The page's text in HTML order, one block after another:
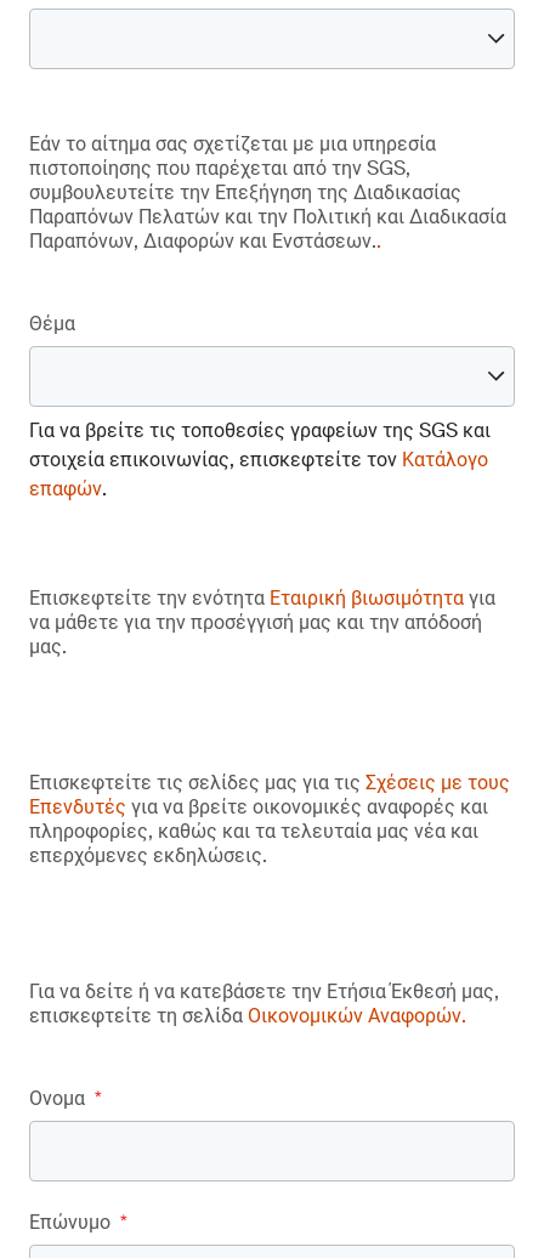
Εάν το αίτημα σας σχετίζεται με μια υπηρεσία
πιστοποίησης που παρέχεται από την SGS,
συμβουλευτείτε την Επεξήγηση της Διαδικασίας
Παραπόνων Πελατών και την Πολιτική και Διαδικασία
Παραπόνων, Διαφορών και Ενστάσεων..
Θέμα
Για να βρείτε τις τοποθεσίες γραφείων της SGS και
στοιχεία επικοινωνίας, επισκεφτείτε τον Κατάλογο
επαφών.
Επισκεφτείτε την ενότητα Εταιρική βιωσιμότηταγια
να μάθετε για την προσέγγισή μας και την απόδοσή
μας.
Επισκεφτείτε τις σελίδες μας για τις Σχέσεις με τους
Επενδυτές για να βρείτε οικονομικές αναφορές και
πληροφορίες, καθώς και τα τελευταία μας νέα και
επερχόμενες εκδηλώσεις.
Για να δείτε ή να κατεβάσετε την Ετήσια Έκθεσή μας,
επισκεφτείτε τη σελίδα Οικονομικών Αναφορών.
Ονομα *
Επώνυμο *